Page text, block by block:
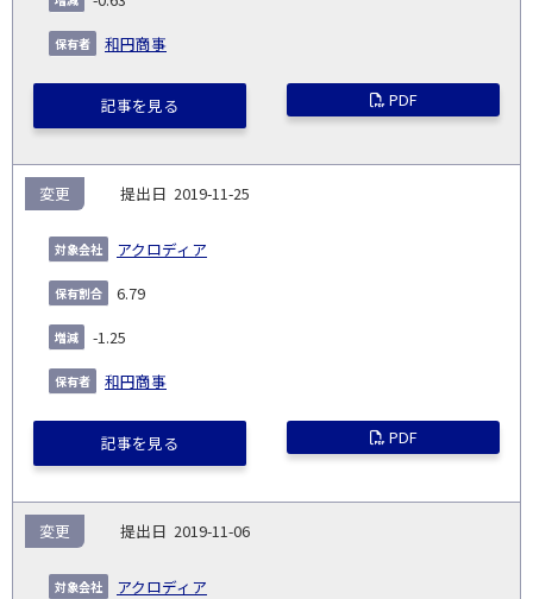
和円商事
記事を見る PDF
2019-11-25
アクロディア
変更
6.79
-1.25
和円商事
記事を見る PDF
2019-11-06
アクロディア
変更